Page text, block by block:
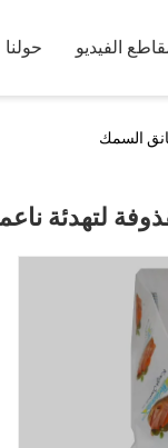
الفيديو حولنا
السمك
لتهدئة